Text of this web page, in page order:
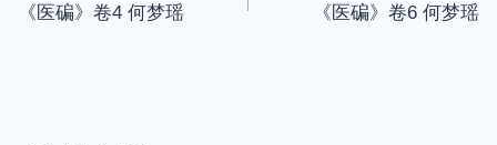
章
《医碥》卷4 何梦瑶 《医碥》卷6 何梦瑶